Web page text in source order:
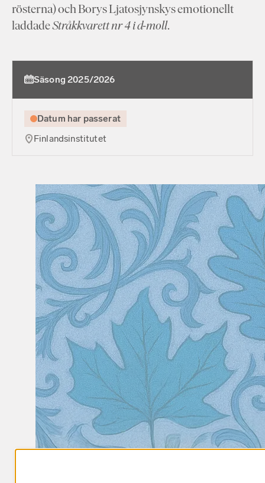
rösterna) och Borys Ljatosjynskys emotionellt
laddadeStråkkvarett nr 4 i d-moll.
Säsong 2025/2026
Datum har passerat
Finlandsinstitutet